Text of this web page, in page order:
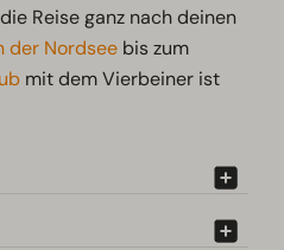
Reise ganz nach deinen
der Nordsee bis zum
mit dem Vierbeiner ist